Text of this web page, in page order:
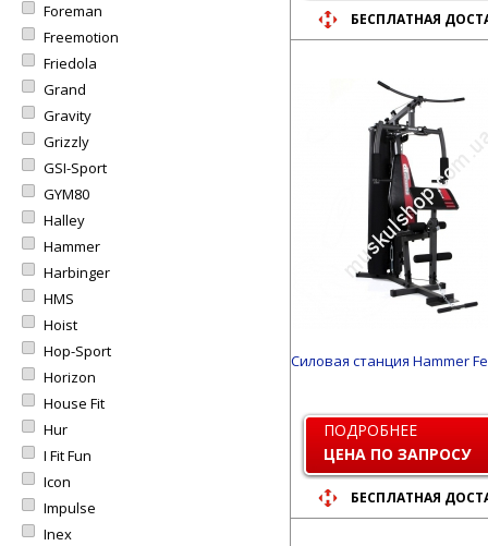
Foreman
Freemotion
Friedola
Grand
Gravity
Grizzly
GSI-Sport
GYM80
Halley
Hammer
Harbinger
HMS
Hoist
Hop-Sport
Horizon
House Fit
Hur
I Fit Fun
Icon
Impulse
Inex
БЕСПЛАТНАЯ
Силовая станция Hammer
ПОДРОБНЕЕ
ЦЕНА ПО ЗАПРОСУ
БЕСПЛАТНАЯ